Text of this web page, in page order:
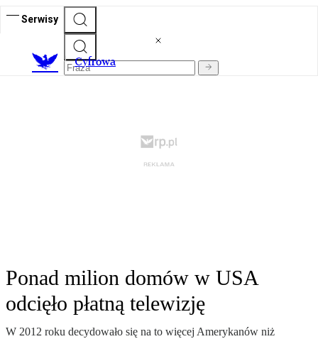
Serwisy
Cyfrowa
Ponad milion domów w USA
odcięło płatną telewizję
W 2012 roku decydowało się na to więcej Amerykanów niż